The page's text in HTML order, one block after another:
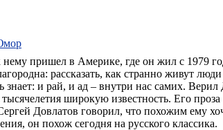
пришел в Америке, где он жил с 1979
рассказать, как странно живут
и рай, и ад – внутри нас самих.
широкую известность. Его
Довлатов говорил, что похожим ему
он похож сегодня на русского классика.